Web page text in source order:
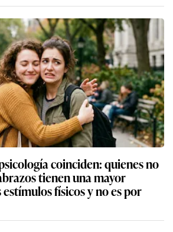
coinciden: quienes no
tienen una mayor
físicos y no es por